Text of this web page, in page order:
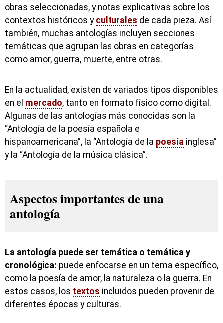
obras seleccionadas, y notas explicativas sobre los
contextos históricos y culturales de cada pieza. Así
también, muchas antologías incluyen secciones
temáticas que agrupan las obras en categorías
como amor, guerra, muerte, entre otras.
En la actualidad, existen de variados tipos disponibles
en el mercado, tanto en formato físico como digital.
Algunas de las antologías más conocidas son la
“Antología de la poesía española e
hispanoamericana”, la “Antología de la poesía inglesa”
y la “Antología de la música clásica”.
Aspectos importantes de una
antología
La antología puede ser temática o temática y
cronológica: puede enfocarse en un tema específico,
como la poesía de amor, la naturaleza o la guerra. En
estos casos, los textos incluidos pueden provenir de
diferentes épocas y culturas.